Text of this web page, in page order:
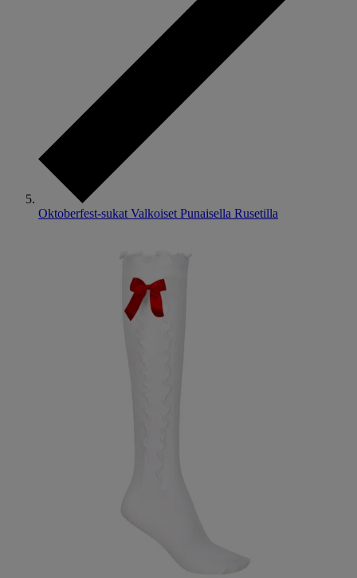
Oktoberfest-sukat Valkoiset Punaisella Rusetilla